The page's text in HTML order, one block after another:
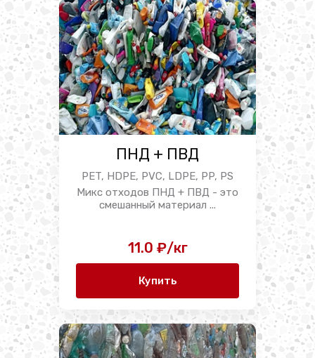
ПНД + ПВД
PET, HDPE, PVC, LDPE, PP, PS
Микс отходов ПНД + ПВД - это
смешанный материал ...
11.0 ₽/кг
Купить